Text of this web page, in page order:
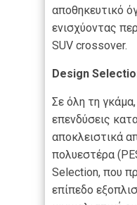
αποθηκευτικό
ενισχύοντας
SUV crossover.
Design
Σε όλη τη
επενδύσεις
αποκλειστικά
πολυεστέρα
Selection, που
επίπεδο